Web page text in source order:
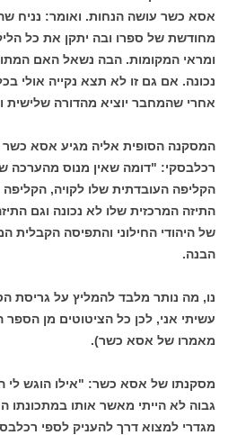
אסא כשר עושה הנחות. ואומר: נניח
מחודשת של ספרו ובה יתקן את כל
ומראי המקומות. הבה נשאל האם
נכונה. אם גם זו לא תצא נקייה אולי
אחרי שהמחבר יוציא מהדורה שלישית
המסקנה הסופית אליה מגיע אסא כשר
רכלבסקי: "דומה שאין מנוס מהערכה
הקליפה העובדתית שלו לקויה,
התיזה המרכזית שלו לא נכונה וגם
של היהודי החילוני והתפיסה הקבלית
הבנה.
נו, מה נותר מלבד להמליץ על גריסת
עשיתי אני, לכן כל הציטוטים מן
מאמרו של אסא כשר).
מסקנתו של אסא כשר: "אילו הוגש לי
גבוה לא הייתי מאשר אותו במתכונתו
מגדרי למצוא דרך להעניק לספי